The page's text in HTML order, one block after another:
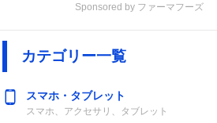
Sponsored by ファーマフーズ
カテゴリー一覧
スマホ・タブレット
スマホ、アクセサリ、タブレット